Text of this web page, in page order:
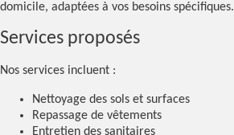
domicile, adaptées à vos besoins spécifiques.
Services proposés
Nos services incluent :
Nettoyage des sols et surfaces
Repassage de vêtements
Entretien des sanitaires